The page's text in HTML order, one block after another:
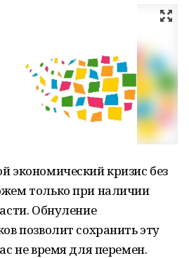
экономический кризис без
только при наличии
Обнуление
позволит сохранить эту
не время для перемен.